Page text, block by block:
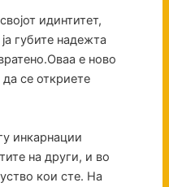
идинтитет,
губите надежта
е ново
се откриете
инкарнации
на други, и во
кои сте. На